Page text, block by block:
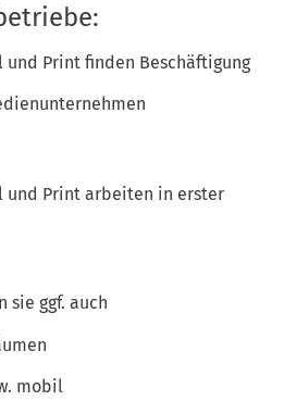
Print finden Beschäftigung
und Print arbeiten in erster
sie ggf. auch
mobil